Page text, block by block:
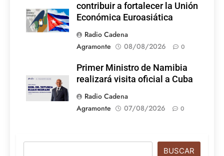
contribuir a fortalecer la Unión
Económica Euroasiática
Radio Cadena
Agramonte
08/08/2026 0
Primer Ministro de Namibia
realizará visita oficial a Cuba
Radio Cadena
Agramonte
07/08/2026 0
BUSCAR